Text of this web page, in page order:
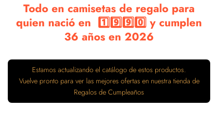
Todo en camisetas de regalo para
quien nació en 1️⃣9️⃣9️⃣0️⃣ y cumplen
36 años en 2026